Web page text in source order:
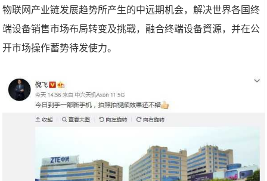
物联网产业链发展趋势所产生的中远期机会，解决世界各国终
端设备销售市场布局转变及挑戰，融合终端设备資源，并在公
开市场操作蓄势待发使力。